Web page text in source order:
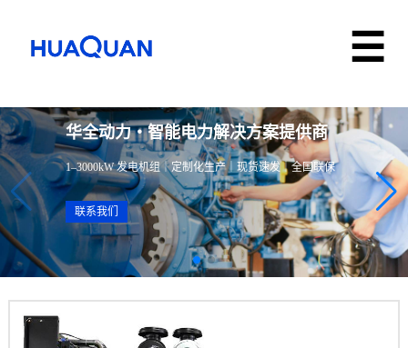
华全动力・智能电力解决方案提供商
1–3000kW 发电机组｜定制化生产｜现货速发｜全国联保
联系我们